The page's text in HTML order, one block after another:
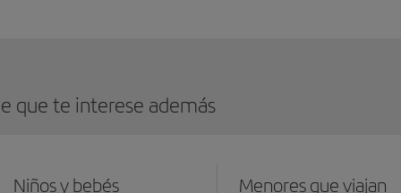
que te interese además
Niños y bebés
Menores que viajan